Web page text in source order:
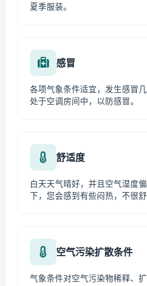
夏季服装。
感冒
各项气象条件适宜，发生感冒
处于空调房间中，以防感冒。
舒适度
白天天气晴好，并且空气湿度
下，您会感到有些闷热，不很舒
空气污染扩散条件
气象条件对空气污染物稀释、